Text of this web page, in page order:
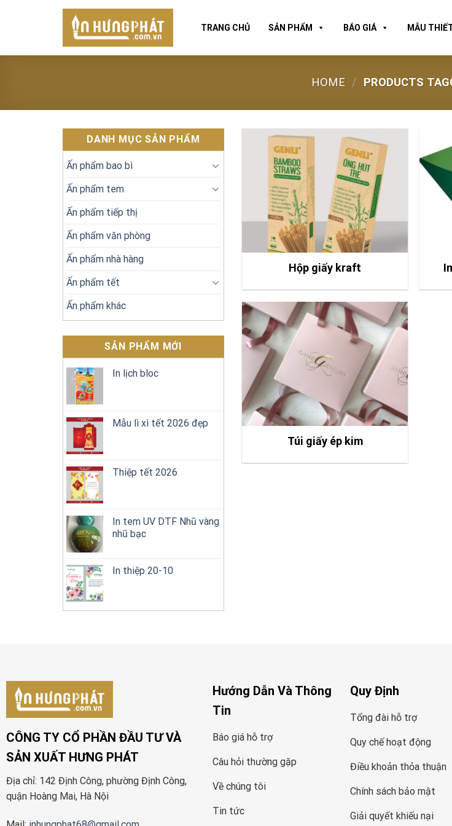
TRANG CHỦ SẢN PHẨM BÁO GIÁ MẪU
HOME / PRODUCTS
DANH MỤC SẢN PHẨM
Ấn phẩm bao bì
Ấn phẩm tem
Ấn phẩm tiếp thị
Ấn phẩm văn phòng
Ấn phẩm nhà hàng
Ấn phẩm tết
Ấn phẩm khác
SẢN PHẨM MỚI
In lịch bloc
Mẫu lì xì tết 2026 đẹp
Thiệp tết 2026
In tem UV DTF Nhũ vàng
nhũ bạc
In thiệp 20-10
Hộp giấy kraft
Túi giấy ép kim
CÔNG TY CỔ PHẦN ĐẦU TƯ VÀ
SẢN XUẤT HƯNG PHÁT
Địa chỉ: 142 Định Công, phường Định Công,
quận Hoàng Mai, Hà Nội
Hướng Dẫn Và Thông
Tin
Báo giá hỗ trợ
Câu hỏi thường gặp
Về chúng tôi
Tin tức
Quy Định
Tổng đài hỗ trợ
Quy chế hoạt động
Điều khoản thỏa thuận
Chính sách bảo mật
Giải quyết khiếu nại